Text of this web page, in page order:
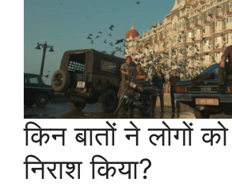
किन बातों ने लोगों
निराश किया?